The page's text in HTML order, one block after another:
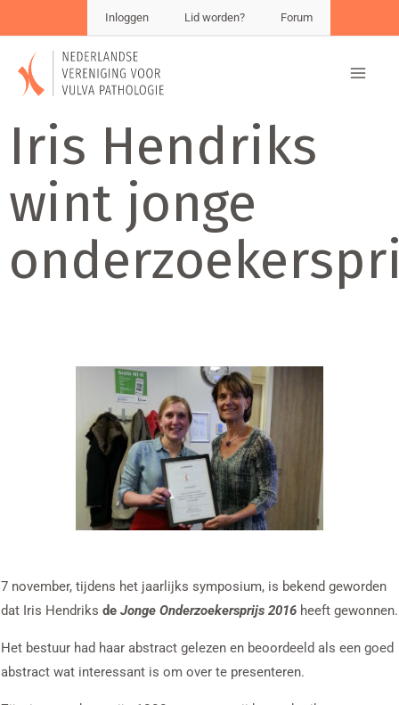
Inloggen Lid worden? Forum
Iris Hendriks
wint jonge
7 november, tijdens het jaarlijks symposium, is bekend geworden
dat Iris Hendriks de Jonge Onderzoekersprijs 2016 heeft gewonnen.
Het bestuur had haar abstract gelezen en beoordeeld als een goed
abstract wat interessant is om over te presenteren.